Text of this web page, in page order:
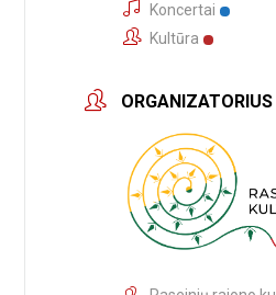
Koncertai
Kultūra
ORGANIZATORIUS